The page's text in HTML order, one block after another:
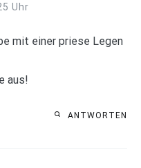
Uhr
mit einer priese Legen
aus!
ANTWORTEN